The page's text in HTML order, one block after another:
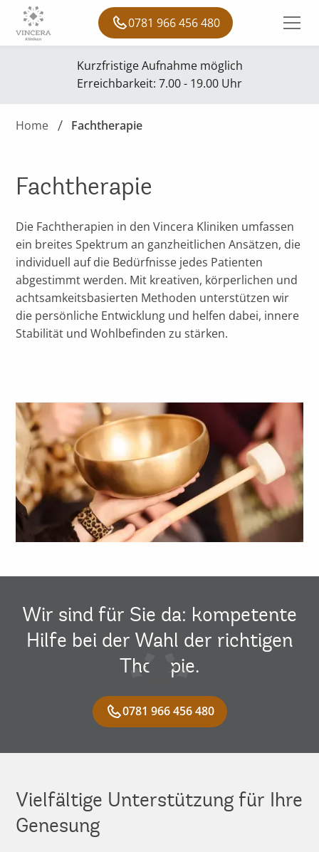
0781 966 456 480
Kurzfristige Aufnahme möglich
Erreichbarkeit: 7.00 - 19.00 Uhr
Home Fachtherapie
Fachtherapie
Die Fachtherapien in den Vincera Kliniken umfassen
ein breites Spektrum an ganzheitlichen Ansätzen, die
individuell auf die Bedürfnisse jedes Patienten
abgestimmt werden. Mit kreativen, körperlichen und
achtsamkeitsbasierten Methoden unterstützen wir
die persönliche Entwicklung und helfen dabei, innere
Stabilität und Wohlbefinden zu stärken.
Wir sind für Sie da: kompetente
Hilfe bei der Wahl der richtigen
Therapie.
0781 966 456 480
Vielfältige Unterstützung für Ihre
Genesung